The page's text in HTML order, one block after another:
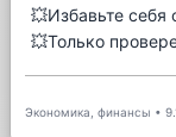
💥Избавьте себя
💥Только
Экономика, финансы •